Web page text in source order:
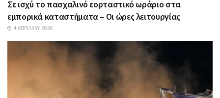
Σε ισχύ το πασχαλινό εορταστικό ωράριο στα
εμπορικά καταστήματα – Οι ώρες λειτουργίας
4 ΑΠΡΙΛΊΟΥ 2026